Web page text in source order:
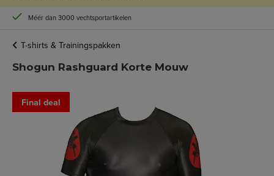
Méér dan 3000 vechtsportartikelen
T-shirts & Trainingspakken
Shogun Rashguard Korte Mouw
Final deal